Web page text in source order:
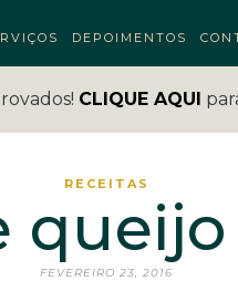
DEPOIMENTOS
CLIQUE AQUI
RECEITAS
FEVEREIRO 23, 2016